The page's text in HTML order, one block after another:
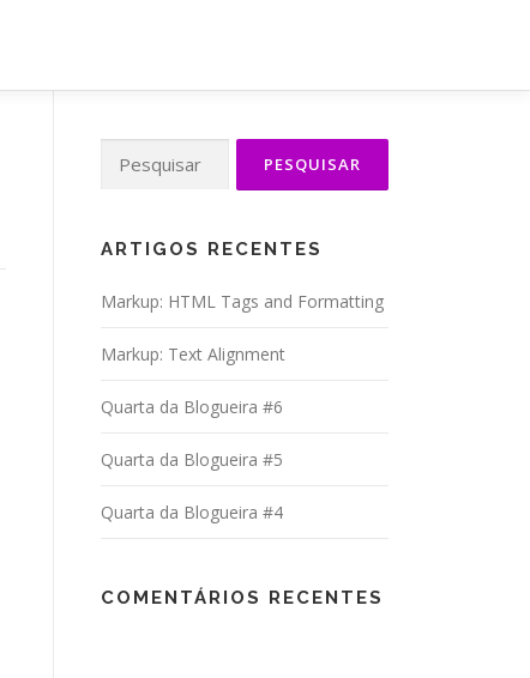
por:
ARTIGOS RECENTES
Markup: HTML Tags and Formatting
Markup: Text Alignment
Quarta da Blogueira #6
Quarta da Blogueira #5
Quarta da Blogueira #4
COMENTÁRIOS RECENTES